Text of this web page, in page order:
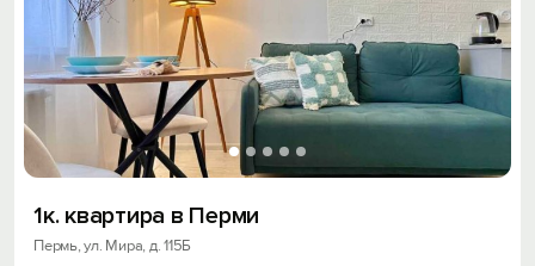
1к. квартира в Перми
Пермь, ул. Мира, д. 115Б